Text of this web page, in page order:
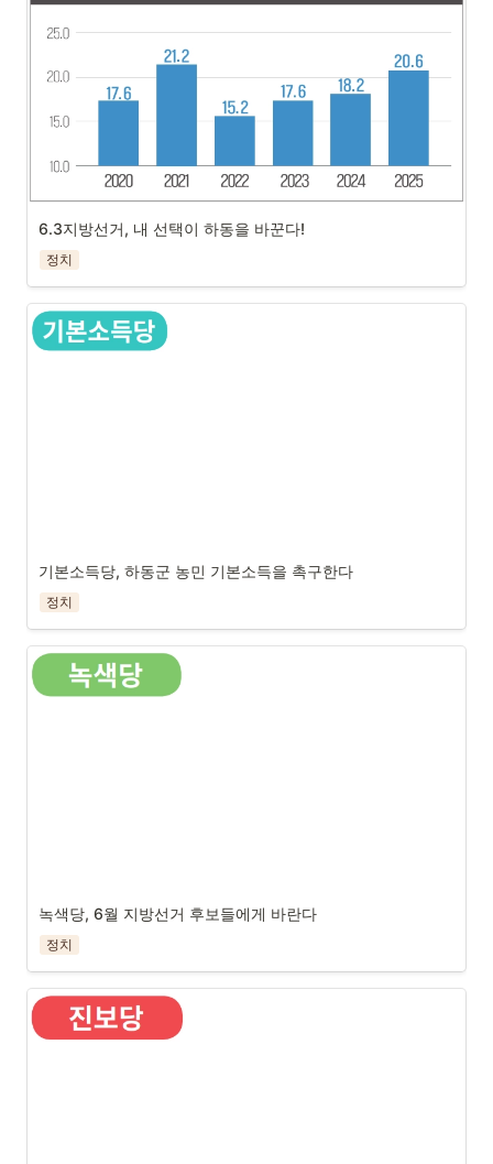
출처: 한국행정연구원, 사회통합 실태조사(2026)
6.3지방선거, 내 선택이 하동을 바꾼다!
정치
기본소득당, 하동군 농민 기본소득을 촉구한다
정치
녹색당, 6월 지방선거 후보들에게 바란다
정치